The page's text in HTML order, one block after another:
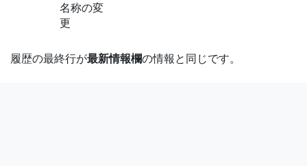
名称の変
更
履歴の最終行が最新情報欄の情報と同じです。